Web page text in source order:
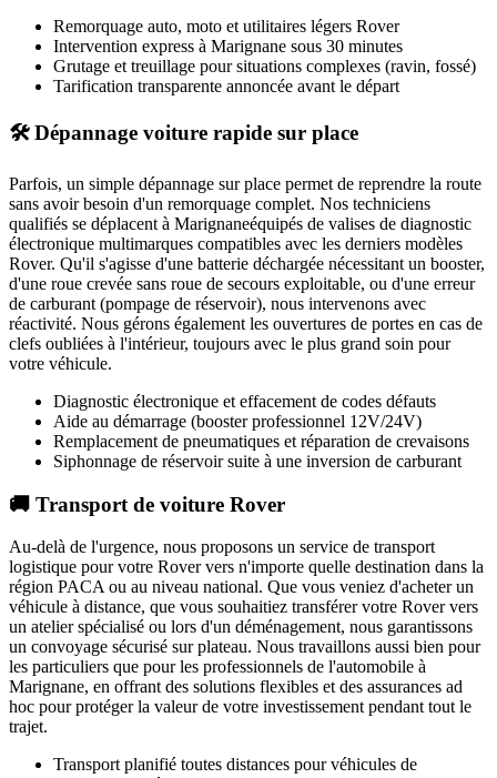
Remorquage auto, moto et utilitaires légers Rover
Intervention express à Marignane sous 30 minutes
Grutage et treuillage pour situations complexes (ravin, fossé)
Tarification transparente annoncée avant le départ
🛠️ Dépannage voiture rapide sur place
Parfois, un simple dépannage sur place permet de reprendre la route
sans avoir besoin d'un remorquage complet. Nos techniciens
qualifiés se déplacent à Marignaneéquipés de valises de diagnostic
électronique multimarques compatibles avec les derniers modèles
Rover. Qu'il s'agisse d'une batterie déchargée nécessitant un booster,
d'une roue crevée sans roue de secours exploitable, ou d'une erreur
de carburant (pompage de réservoir), nous intervenons avec
réactivité. Nous gérons également les ouvertures de portes en cas de
clefs oubliées à l'intérieur, toujours avec le plus grand soin pour
votre véhicule.
Diagnostic électronique et effacement de codes défauts
Aide au démarrage (booster professionnel 12V/24V)
Remplacement de pneumatiques et réparation de crevaisons
Siphonnage de réservoir suite à une inversion de carburant
🚚 Transport de voiture Rover
Au-delà de l'urgence, nous proposons un service de transport
logistique pour votre Roververs n'importe quelle destination dans la
région PACA ou au niveau national. Que vous veniez d'acheter un
véhicule à distance, que vous souhaitiez transférer votre Roververs
un atelier spécialisé ou lors d'un déménagement, nous garantissons
un convoyage sécurisé sur plateau. Nous travaillons aussi bien pour
les particuliers que pour les professionnels de l'automobile à
Marignane, en offrant des solutions flexibles et des assurances ad
hoc pour protéger la valeur de votre investissement pendant tout le
trajet.
Transport planifié toutes distances pour véhicules de